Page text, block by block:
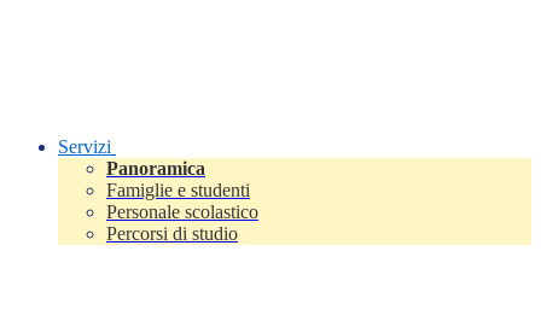
Servizi
Panoramica
Famiglie e studenti
Personale scolastico
Percorsi di studio